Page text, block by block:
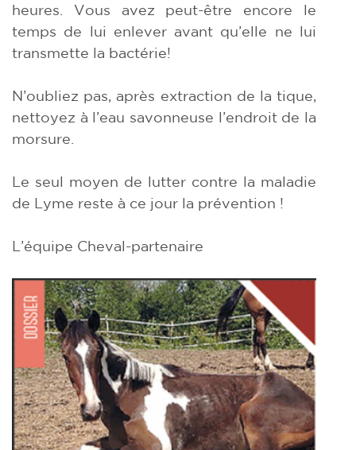
heures. Vous avez peut-être encore le
temps de lui enlever avant qu’elle ne lui
transmette la bactérie!
N’oubliez pas, après extraction de la tique,
nettoyez à l’eau savonneuse l’endroit de la
morsure.
Le seul moyen de lutter contre la maladie
de Lyme reste à ce jour la prévention !
L’équipe Cheval-partenaire